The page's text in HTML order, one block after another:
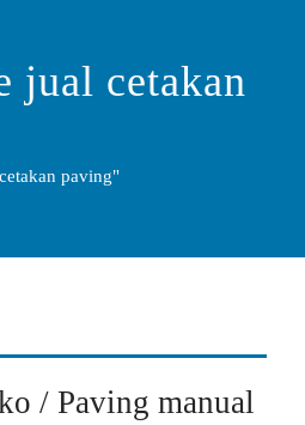
Pemecah Batu
jual cetakan
paving"
/ Paving manual